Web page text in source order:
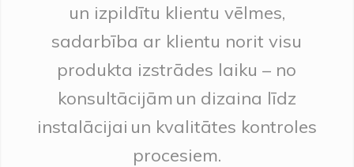
un izpildītu klientu vēlmes,
sadarbība ar klientu norit visu
produkta izstrādes laiku – no
konsultācijām un dizaina līdz
instalācijai un kvalitātes kontroles
procesiem.